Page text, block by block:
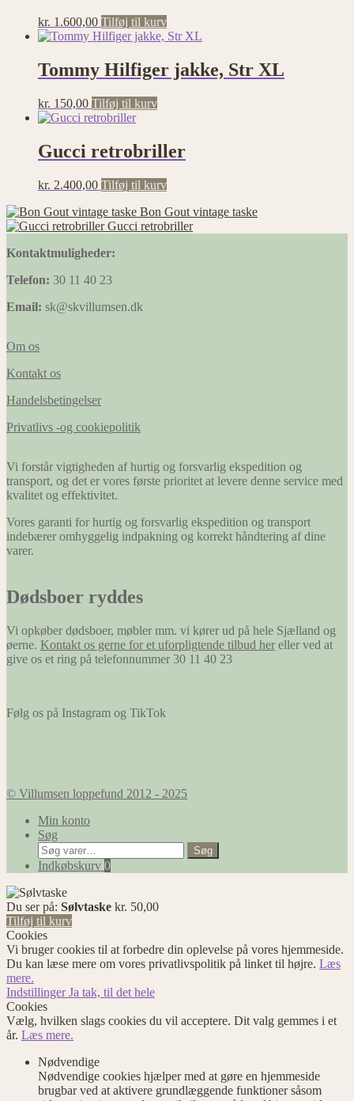
kr. 1.600,00 Tilføj til kurv
Tommy Hilfiger jakke, Str XL
kr. 150,00 Tilføj til kurv
Gucci retrobriller
kr. 2.400,00 Tilføj til kurv
Bon Gout vintage taske
Gucci retrobriller
Kontaktmuligheder:
Telefon: 30 11 40 23
Email: sk@skvillumsen.dk
Om os
Kontakt os
Handelsbetingelser
Privatlivs -og cookiepolitik
Vi forstår vigtigheden af hurtig og forsvarlig ekspedition og
transport, og det er vores første prioritet at levere denne service med
kvalitet og effektivitet.
Vores garanti for hurtig og forsvarlig ekspedition og transport
indebærer omhyggelig indpakning og korrekt håndtering af dine
varer.
Dødsboer ryddes
Vi opkøber dødsboer, møbler mm. vi kører ud på hele Sjælland og
øerne. Kontakt os gerne for et uforpligtende tilbud her eller ved at
give os et ring på telefonnummer 30 11 40 23
Følg os på Instagram og TikTok
© Villumsen loppefund 2012 - 2025
Min konto
Søg
Søg
efter:
Søg
Indkøbskurv 0
Du ser på: Sølvtaske kr. 50,00
Tilføj til kurv
Cookies
Vi bruger cookies til at forbedre din oplevelse på vores hjemmeside.
Du kan læse mere om vores privatlivspolitik på linket til højre. Læs
mere.
IndstillingerJa tak, til det hele
Cookies
Vælg, hvilken slags cookies du vil acceptere. Dit valg gemmes i et
år. Læs mere.
Nødvendige
Nødvendige cookies hjælper med at gøre en hjemmeside
brugbar ved at aktivere grundlæggende funktioner såsom